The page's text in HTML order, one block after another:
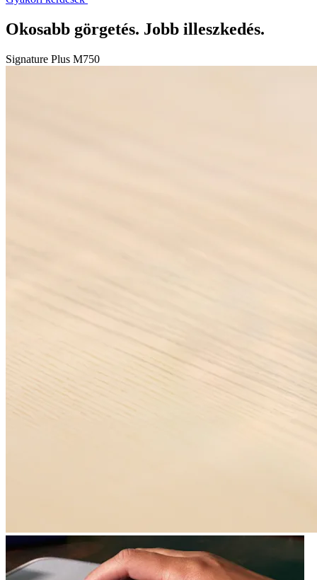
Okosabb görgetés. Jobb illeszkedés.
Signature Plus M750